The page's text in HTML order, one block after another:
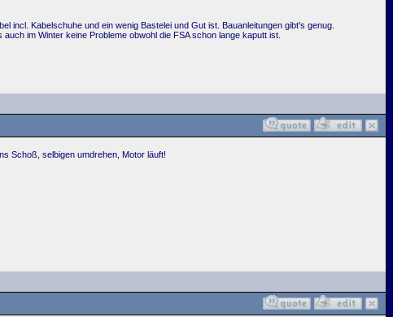
Kabelschuhe und ein wenig Bastelei und Gut ist. Bauanleitungen gibt's genug.
im Winter keine Probleme obwohl die FSA schon lange kaputt ist.
Schoß, selbigen umdrehen, Motor läuft!